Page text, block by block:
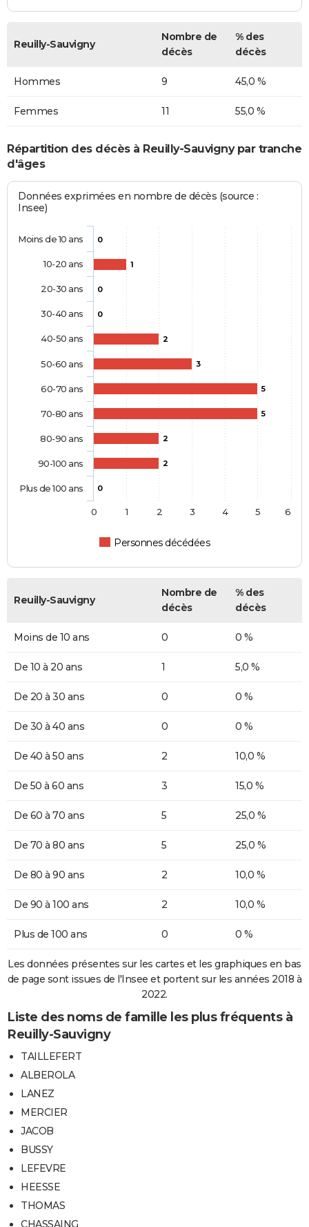
Reuilly-Sauvigny
Nombre de
décès
% des
décès
Hommes 9 45,0 %
Femmes 11 55,0 %
Répartition des décès à Reuilly-Sauvigny par tranche
d'âges
Données exprimées en nombre de décès (source :
Insee)
0
1
0
0
2
3
5
5
2
2
0
Personnes décédées
Moins de 10 ans
10-20 ans
20-30 ans
30-40 ans
40-50 ans
50-60 ans
60-70 ans
70-80 ans
80-90 ans
90-100 ans
Plus de 100 ans
0 1 2 3 4 5 6
Reuilly-Sauvigny
Nombre de
décès
% des
décès
Moins de 10 ans 0 0 %
De 10 à 20 ans 1 5,0 %
De 20 à 30 ans 0 0 %
De 30 à 40 ans 0 0 %
De 40 à 50 ans 2 10,0 %
De 50 à 60 ans 3 15,0 %
De 60 à 70 ans 5 25,0 %
De 70 à 80 ans 5 25,0 %
De 80 à 90 ans 2 10,0 %
De 90 à 100 ans 2 10,0 %
Plus de 100 ans 0 0 %
Les données présentes sur les cartes et les graphiques en bas
de page sont issues de l'Insee et portent sur les années 2018 à
2022.
Liste des noms de famille les plus fréquents à
Reuilly-Sauvigny
TAILLEFERT
ALBEROLA
LANEZ
MERCIER
JACOB
BUSSY
LEFEVRE
HEESSE
THOMAS
CHASSAING